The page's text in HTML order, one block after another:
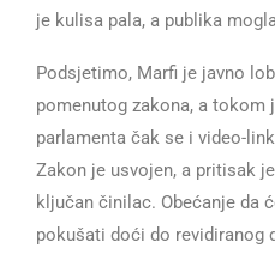
je kulisa pala, a publika
Podsjetimo, Marfi je javno
pomenutog zakona, a tokom
parlamenta čak se i video-
Zakon je usvojen, a pritisak
ključan činilac. Obećanje da
pokušati doći do revidiranog